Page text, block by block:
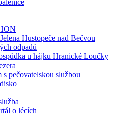
Hustopeče nad Bečvou
odpadů
u hájku Hranické Loučky
pečovatelskou službou
o lécích